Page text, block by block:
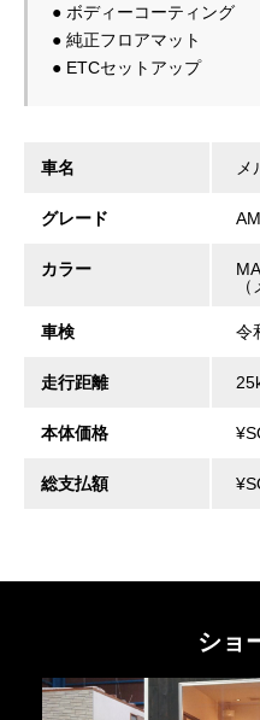
● ボディーコーティング
● 純正フロアマット
● ETCセットアップ
車名
グレード
カラー
車検 令
走行距離
本体価格
総支払額
ショ